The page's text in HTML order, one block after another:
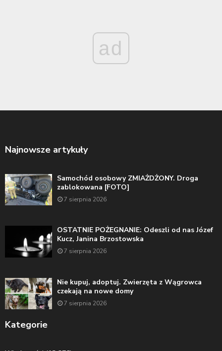
ad
Najnowsze artykuły
Samochód osobowy ZMIAŻDŻONY. Droga
zablokowana [FOTO]
7 sierpnia 2026
OSTATNIE POŻEGNANIE: Odeszli od nas Józef
Kucz, Janina Brzostowska
7 sierpnia 2026
Nie kupuj, adoptuj. Zwierzęta z Wągrowca
czekają na nowe domy
7 sierpnia 2026
Kategorie